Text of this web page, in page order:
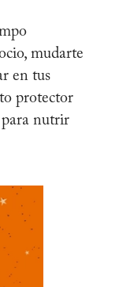
mudarte
en tus
protector
para nutrir